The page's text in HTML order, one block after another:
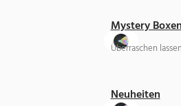
Mystery
Überraschen
Neuheiten